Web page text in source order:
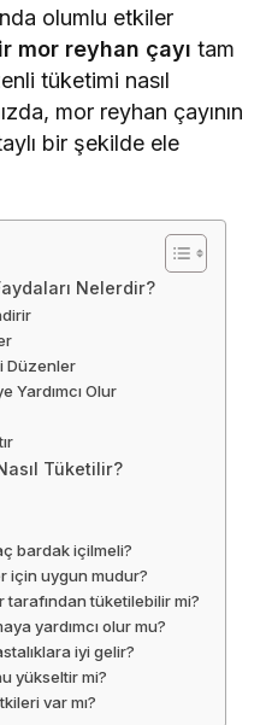
olumlu etkiler
mor reyhan çayı tam
tüketimi nasıl
mor reyhan çayının
bir şekilde ele
Nelerdir?
Düzenler
Yardımcı Olur
Tüketilir?
bardak içilmeli?
için uygun mudur?
tüketilebilir mi?
yardımcı olur mu?
iyi gelir?
yükseltir mi?
var mı?